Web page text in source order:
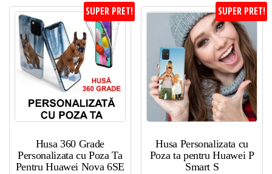
SUPER PRET!
Husa 360 Grade
Personalizata cu Poza Ta
Pentru Huawei Nova 6SE
SUPER PRET!
Husa Personalizata cu
Poza ta pentru Huawei P
Smart S